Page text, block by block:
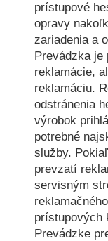
prístupové
opravy
zariadenia a
Prevádzka je
reklamácie,
reklamáciu.
odstránenia
výrobok
potrebné
služby.
prevzatí
servisným
prístupových
Prevádzke